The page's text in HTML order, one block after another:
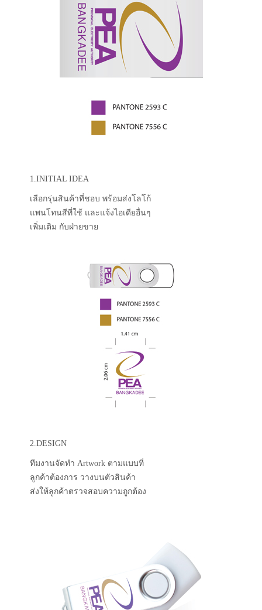
1.INITIAL IDEA
เลือกรุ่นสินค้าที่ชอบ พร้อมส่งโลโก้
แพนโทนสีที่ใช้ และแจ้งไอเดียอื่นๆ
เพิ่มเติม กับฝ่ายขาย
2.DESIGN
ทีมงานจัดทำ Artwork ตามแบบที่
ลูกค้าต้องการ วางบนตัวสินค้า
ส่งให้ลูกค้าตรวจสอบความถูกต้อง